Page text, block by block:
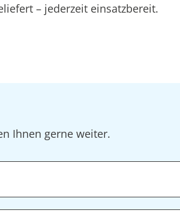
– jederzeit einsatzbereit.
Ihnen gerne weiter.